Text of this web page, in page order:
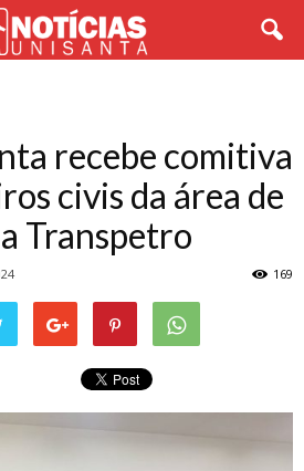
recebe comitiva
civis da área de
Transpetro
169